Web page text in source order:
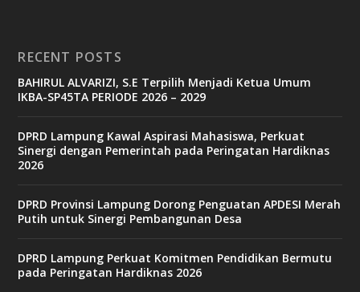
RECENT POSTS
BAHIRUL ALVARIZI, S.E Terpilih Menjadi Ketua Umum
IKBA-SP45TA PERIODE 2026 – 2029
DPRD Lampung Kawal Aspirasi Mahasiswa, Perkuat
Sinergi dengan Pemerintah pada Peringatan Hardiknas
2026
DPRD Provinsi Lampung Dorong Penguatan APDESI Merah
Putih untuk Sinergi Pembangunan Desa
DPRD Lampung Perkuat Komitmen Pendidikan Bermutu
pada Peringatan Hardiknas 2026